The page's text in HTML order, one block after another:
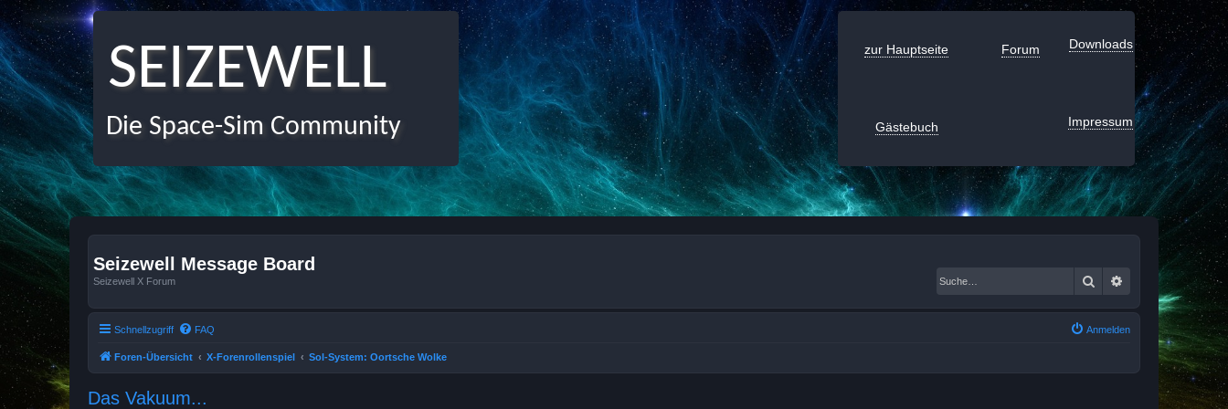
SEIZEWELL
Die Space-Sim Community
zur Hauptseite Forum Downloads
Gästebuch Impressum
Seizewell Message Board
Seizewell X Forum Suche Erweiterte Suche
Schnellzugriff FAQ Anmelden
Foren-Übersicht X-Forenrollenspiel Sol-System: Oortsche Wolke
Das Vakuum...